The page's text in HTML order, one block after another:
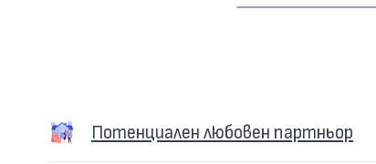
Потенциален любовен партньор